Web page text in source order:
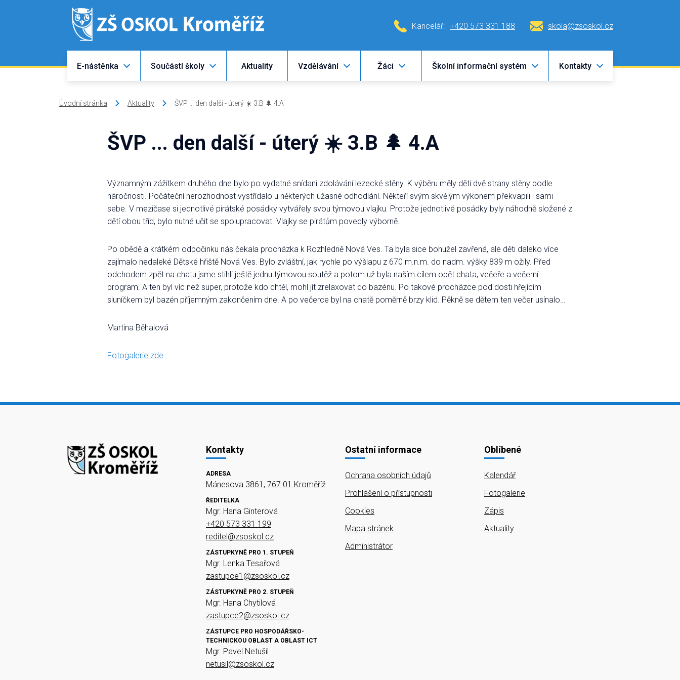
Kancelář: +420 573 331 188 skola@zsoskol.cz
E-nástěnka Součástí školy Aktuality Vzdělávání Žáci Školní informační systém Kontakty
Úvodní stránka Aktuality ŠVP ... den další - úterý ☀️ 3.B 🌲 4.A
ŠVP ... den další - úterý ☀️ 3.B 🌲 4.A
Významným zážitkem druhého dne bylo po vydatné snídani zdolávání lezecké stěny. K výběru měly děti dvě strany stěny podle
náročnosti. Počáteční nerozhodnost vystřídalo u některých úžasné odhodlání. Někteří svým skvělým výkonem překvapili i sami
sebe. V mezičase si jednotlivé pirátské posádky vytvářely svou týmovou vlajku. Protože jednotlivé posádky byly náhodně složené z
dětí obou tříd, bylo nutné učit se spolupracovat. Vlajky se pirátům povedly výborně.
Po obědě a krátkém odpočinku nás čekala procházka k Rozhledně Nová Ves. Ta byla sice bohužel zavřená, ale děti daleko více
zajímalo nedaleké Dětské hřiště Nová Ves. Bylo zvláštní, jak rychle po výšlapu z 670 m.n.m. do nadm. výšky 839 m ožily. Před
odchodem zpět na chatu jsme stihli ještě jednu týmovou soutěž a potom už byla naším cílem opět chata, večeře a večerní
program. A ten byl víc než super, protože kdo chtěl, mohl jít zrelaxovat do bazénu. Po takové procházce pod dosti hřejícím
sluníčkem byl bazén příjemným zakončením dne. A po večerce byl na chatě poměrně brzy klid. Pěkně se dětem ten večer usínalo…
Martina Běhalová
Fotogalerie zde
Kontakty
ADRESA
Mánesova 3861, 767 01 Kroměříž
ŘEDITELKA
Mgr. Hana Ginterová
+420 573 331 199
reditel@zsoskol.cz
ZÁSTUPKYNĚ PRO 1. STUPEŇ
Mgr. Lenka Tesařová
zastupce1@zsoskol.cz
ZÁSTUPKYNĚ PRO 2. STUPEŇ
Mgr. Hana Chytilová
zastupce2@zsoskol.cz
ZÁSTUPCE PRO HOSPODÁŘSKO-
TECHNICKOU OBLAST A OBLAST ICT
Mgr. Pavel Netušil
netusil@zsoskol.cz
Ostatní informace
Ochrana osobních údajů
Prohlášení o přístupnosti
Cookies
Mapa stránek
Administrátor
Oblíbené
Kalendář
Fotogalerie
Zápis
Aktuality